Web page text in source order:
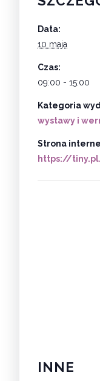
Data:
10 maja
Czas:
09:00 - 15:00
Kategoria
wystawy i
Strona
https://
INNE